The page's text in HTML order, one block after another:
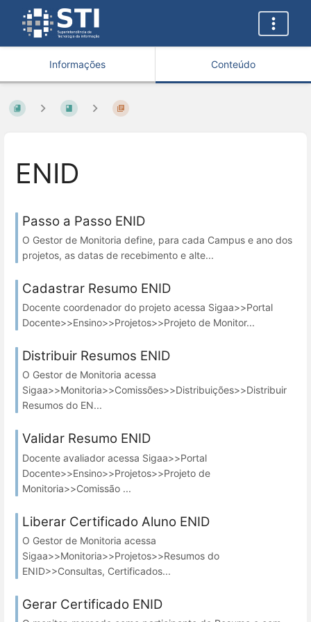
Informações Conteúdo
ENID
Passo a Passo ENID
O Gestor de Monitoria define, para cada Campus e ano dos
projetos, as datas de recebimento e alte...
Cadastrar Resumo ENID
Docente coordenador do projeto acessa Sigaa>>Portal
Docente>>Ensino>>Projetos>>Projeto de Monitor...
Distribuir Resumos ENID
O Gestor de Monitoria acessa
Sigaa>>Monitoria>>Comissões>>Distribuições>>Distribuir
Resumos do EN...
Validar Resumo ENID
Docente avaliador acessa Sigaa>>Portal
Docente>>Ensino>>Projetos>>Projeto de
Monitoria>>Comissão ...
Liberar Certificado Aluno ENID
O Gestor de Monitoria acessa
Sigaa>>Monitoria>>Projetos>>Resumos do
ENID>>Consultas, Certificados...
Gerar Certificado ENID